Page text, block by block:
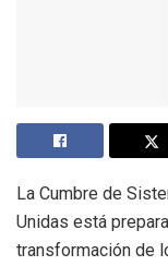
La Cumbre de
Unidas está
transformación de